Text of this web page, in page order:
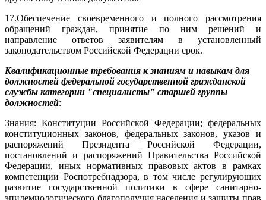
17.Обеспечение своевременного и полного рассмотрения
обращений граждан, принятие по ним решений и
направление ответов заявителям в установленный
законодательством Российской Федерации срок.
Квалификационные требования к знаниям и навыкам для
должностей федеральной государственной гражданской
службы категории "специалисты" старшей группы
должностей:
Знания: Конституции Российской Федерации; федеральных
конституционных законов, федеральных законов, указов и
распоряжений Президента Российской Федерации,
постановлений и распоряжений Правительства Российской
Федерации, иных нормативных правовых актов в рамках
компетенции Роспотребнадзора, в том числе регулирующих
развитие государственной политики в сфере санитарно-
эпидемиологического благополучия населения и защиты прав